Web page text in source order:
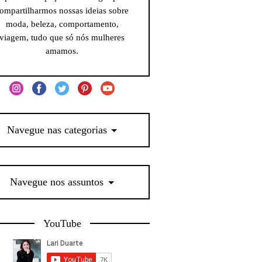
nossas ideias sobre
moda, beleza, comportamento,
viagem, tudo que só nós mulheres
amamos.
Navegue nas categorias
Navegue nos assuntos
YouTube